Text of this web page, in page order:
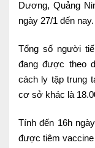
Dương, Quảng
ngày 27/1 đến nay.
Tổng số người
đang được theo
cách ly tập trung
cơ sở khác là
Tính đến 16h
được tiêm vaccine